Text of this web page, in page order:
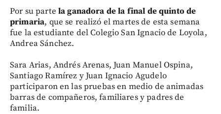
Por su parte la ganadora de la final de quinto de
primaria, que se realizó el martes de esta semana
fue la estudiante del Colegio San Ignacio de Loyola,
Andrea Sánchez.
Sara Arias, Andrés Arenas, Juan Manuel Ospina,
Santiago Ramírez y Juan Ignacio Agudelo
participaron en las pruebas en medio de animadas
barras de compañeros, familiares y padres de
familia.